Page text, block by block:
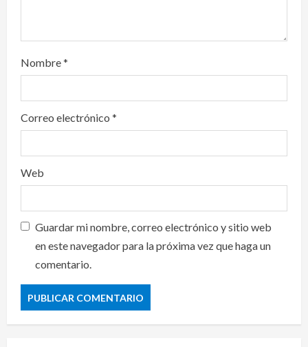
Nombre*
Correo electrónico *
Web
Guardar mi nombre, correo electrónico y sitio web
en este navegador para la próxima vez que haga un
comentario.